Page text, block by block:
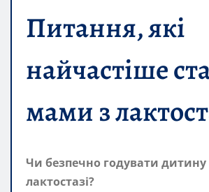
Питання, які
найчастіше
мами з
Чи безпечно годувати
лактoстазі?